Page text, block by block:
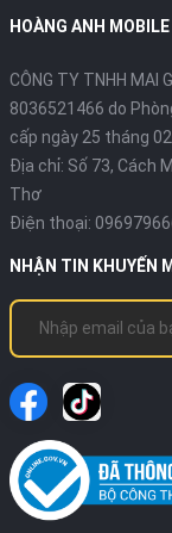
HOÀNG ANH
CÔNG TY TNHH MAI
8036521466 do
cấp ngày 25 tháng
Địa chỉ: Số 73, Cách
Thơ
Điện thoại:
NHẬN TIN KHUYẾN